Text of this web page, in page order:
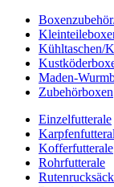
Kühltaschen/
Maden-
Zubehörboxen
Einzelfutterale
Kofferfutterale
Rohrfutterale